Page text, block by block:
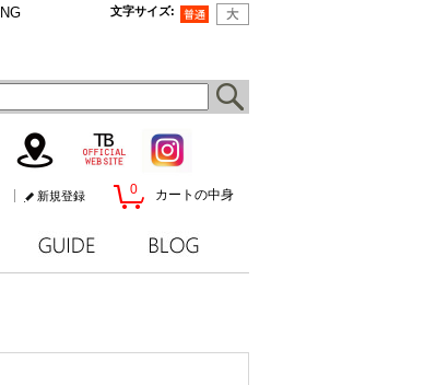
文字サイズ:
0 カートの中身
新規登録